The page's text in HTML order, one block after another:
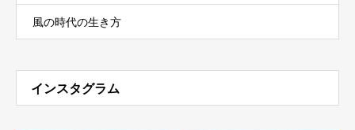
風の時代の生き方
インスタグラム